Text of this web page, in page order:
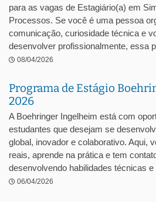
para as vagas de Estagiário(a) em
Processos. Se você é uma pessoa
comunicação, curiosidade técnica e
desenvolver profissionalmente, essa
08/04/2026
Programa de Estágio
2026
A Boehringer Ingelheim está com
estudantes que desejam se
global, inovador e colaborativo. Aqui,
reais, aprende na prática e tem
desenvolvendo habilidades técnicas
06/04/2026